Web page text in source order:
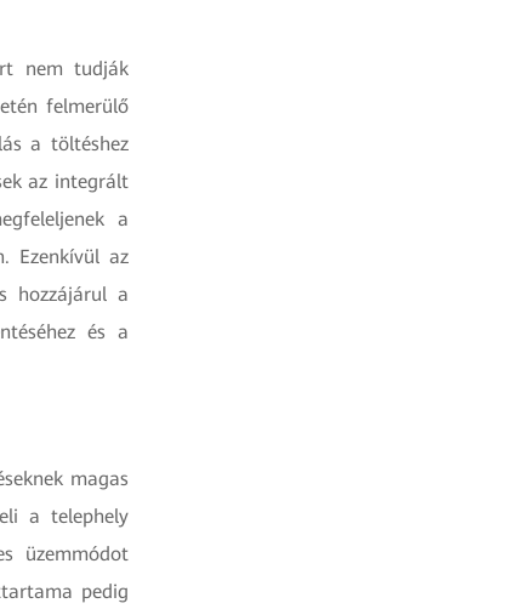
nem tudják
felmerülő
a töltéshez
az integrált
a
Ezenkívül az
hozzájárul a
és a
magas
a telephely
üzemmódot
pedig